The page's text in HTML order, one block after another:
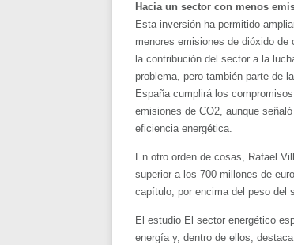
Hacia un sector con menos
Esta inversión ha permitido
menores emisiones de dióxido
la contribución del sector a la
problema, pero también parte de
España cumplirá los
emisiones de CO2, aunque
eficiencia energética.
En otro orden de cosas, Rafael
superior a los 700 millones de
capítulo, por encima del peso del
El estudio El sector energético
energía y, dentro de ellos,